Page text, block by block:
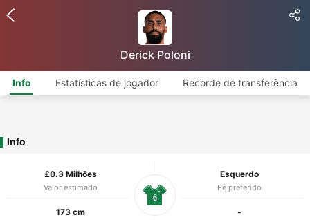
Derick Poloni
Info Estatísticas de jogador Recorde de transferência
Info
£0.3 Milhões
Valor estimado
Esquerdo
Pé preferido
173 cm -
6